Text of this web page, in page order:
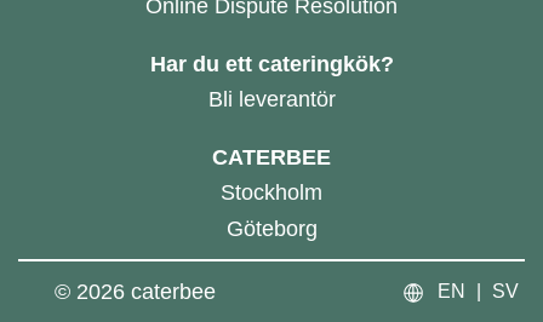
Online Dispute Resolution
Har du ett cateringkök?
Bli leverantör
CATERBEE
Stockholm
Göteborg
© 2026 caterbee EN SV